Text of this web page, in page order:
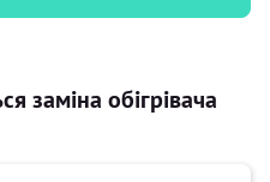
заміна обігрівача